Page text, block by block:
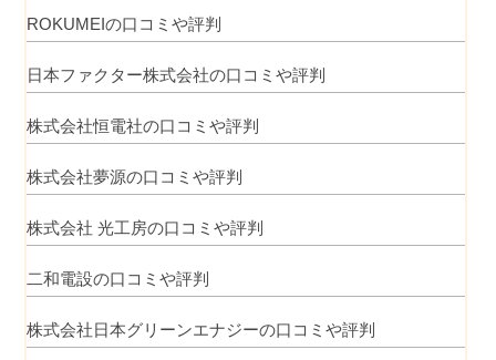
ROKUMEIの口コミや評判
日本ファクター株式会社の口コミや評判
株式会社恒電社の口コミや評判
株式会社夢源の口コミや評判
株式会社 光工房の口コミや評判
二和電設の口コミや評判
株式会社日本グリーンエナジーの口コミや評判